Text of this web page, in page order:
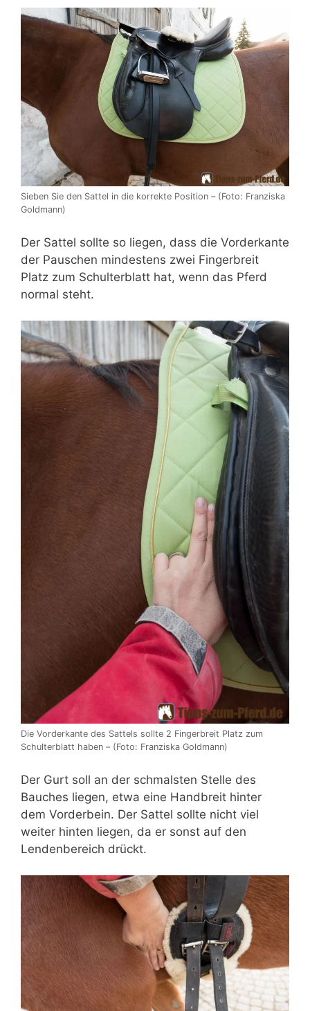
Sieben Sie den Sattel in die korrekte Position – (Foto: Franziska
Goldmann)
Der Sattel sollte so liegen, dass die Vorderkante
der Pauschen mindestens zwei Fingerbreit
Platz zum Schulterblatt hat, wenn das Pferd
normal steht.
Die Vorderkante des Sattels sollte 2 Fingerbreit Platz zum
Schulterblatt haben – (Foto: Franziska Goldmann)
Der Gurt soll an der schmalsten Stelle des
Bauches liegen, etwa eine Handbreit hinter
dem Vorderbein. Der Sattel sollte nicht viel
weiter hinten liegen, da er sonst auf den
Lendenbereich drückt.